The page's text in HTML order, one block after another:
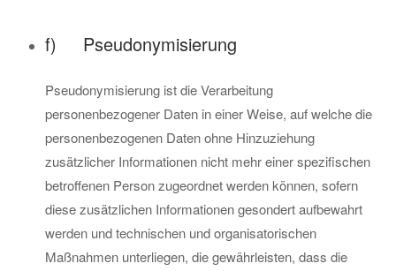
f) Pseudonymisierung
Pseudonymisierung ist die Verarbeitung
personenbezogener Daten in einer Weise, auf welche die
personenbezogenen Daten ohne Hinzuziehung
zusätzlicher Informationen nicht mehr einer spezifischen
betroffenen Person zugeordnet werden können, sofern
diese zusätzlichen Informationen gesondert aufbewahrt
werden und technischen und organisatorischen
Maßnahmen unterliegen, die gewährleisten, dass die